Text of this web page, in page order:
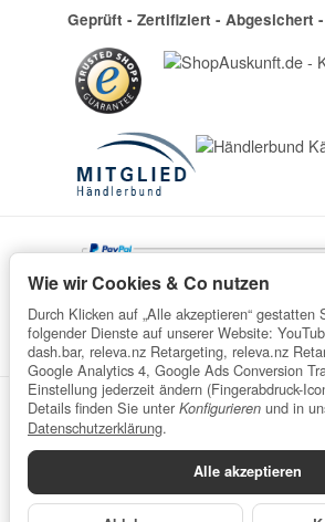
Geprüft - Zertifiziert - Abgesichert
Datenschutz AGB Impressum
Batteriegesetzhinweise
Datenschutzerklärung•
*Alle Preise inkl. gesetzlicher
© wefaru
Wie wir Cookies & Co nutzen
Durch Klicken auf „Alle akzeptieren“ gestatten
folgender Dienste auf unserer Website:
dash.bar, releva.nz Retargeting, releva.nz
Google Analytics 4, Google Ads Conversion
Einstellung jederzeit ändern (Fingerabdruck-
Details finden Sie unter Konfigurieren und in
Datenschutzerklärung.
Alle akzeptieren